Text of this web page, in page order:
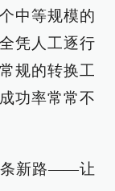
中等规模的
凭人工逐行
规的转换工
功率常常不
条新路——让